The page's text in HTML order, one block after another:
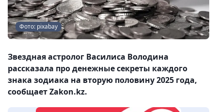
Фото: pixabay
Звездная астролог Василиса Володина
рассказала про денежные секреты каждого
знака зодиака на вторую половину 2025 года,
сообщает Zakon.kz.